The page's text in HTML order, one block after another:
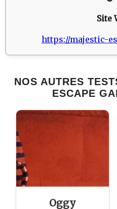
Site
https://majestic-
NOS AUTRES
ESCAPE
Oggy